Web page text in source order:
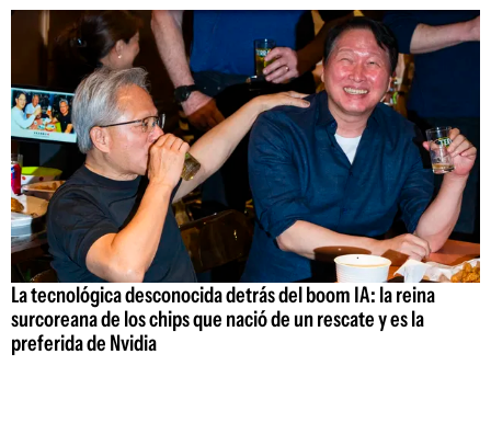
La tecnológica desconocida detrás del boom IA: la reina
surcoreana de los chips que nació de un rescate y es la
preferida de Nvidia